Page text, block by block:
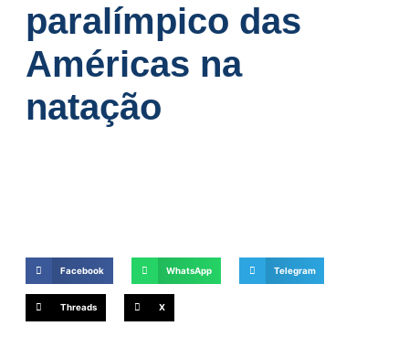
paralímpico das
Américas na
natação
Facebook WhatsApp Telegram
Threads X